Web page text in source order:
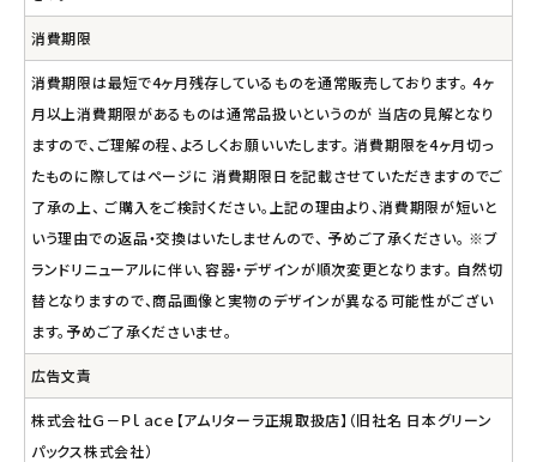
消費期限
消費期限は最短で4ヶ月残存しているものを通常販売しております。 4ヶ
月以上消費期限があるものは通常品扱いというのが 当店の見解となり
ますので、ご理解の程、よろしくお願いいたします。 消費期限を4ヶ月切っ
たものに際してはページに 消費期限日を記載させていただきますのでご
了承の上、 ご購入をご検討ください。上記の理由より、消費期限が短いと
いう理由での返品・交換はいたしませんので、 予めご了承ください。 ※ブ
ランドリニューアルに伴い、容器・デザインが順次変更となります。 自然切
替となりますので、商品画像と実物のデザインが異なる可能性がござい
ます。予めご了承くださいませ。
広告文責
株式会社Ｇ－Ｐｌａｃｅ【アムリターラ正規取扱店】（旧社名 日本グリーン
パックス株式会社）